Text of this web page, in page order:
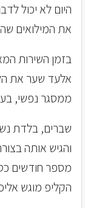
היום לא יכול
את המילואים
בזמן השירות
אלעד שער את
ממסגר נפשי,
שברים, בלדת
והגיש אותה
מספר חודשים
הקליפ מוגש